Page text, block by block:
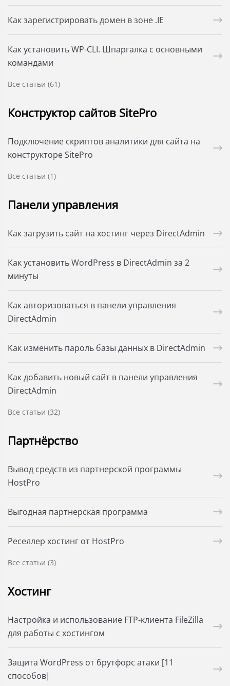
Как зарегистрировать домен в зоне .IE
Как установить WP-CLI. Шпаргалка с основными
командами
Все статьи (61)
Конструктор сайтов SitePro
Подключение скриптов аналитики для сайта на
конструкторе SitePro
Все статьи (1)
Панели управления
Как загрузить сайт на хостинг через DirectAdmin
Как установить WordPress в DirectAdmin за 2
минуты
Как авторизоваться в панели управления
DirectAdmin
Как изменить пароль базы данных в DirectAdmin
Как добавить новый сайт в панели управления
DirectAdmin
Все статьи (32)
Партнёрство
Вывод средств из партнерской программы
HostPro
Выгодная партнерская программа
Реселлер хостинг от HostPro
Все статьи (3)
Хостинг
Настройка и использование FTP-клиента FileZilla
для работы с хостингом
Защита WordPress от брутфорс атаки [11
способов]